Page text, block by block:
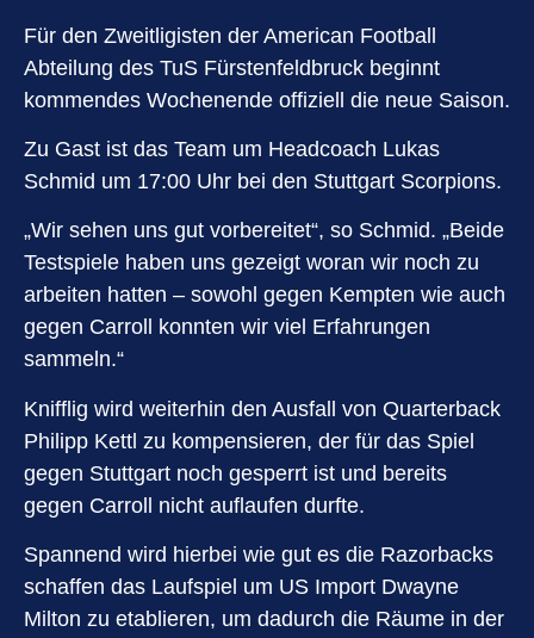
Für den Zweitligisten der American Football
Abteilung des TuS Fürstenfeldbruck beginnt
kommendes Wochenende offiziell die neue Saison.
Zu Gast ist das Team um Headcoach Lukas
Schmid um 17:00 Uhr bei den Stuttgart Scorpions.
„Wir sehen uns gut vorbereitet“, so Schmid. „Beide
Testspiele haben uns gezeigt woran wir noch zu
arbeiten hatten – sowohl gegen Kempten wie auch
gegen Carroll konnten wir viel Erfahrungen
sammeln.“
Knifflig wird weiterhin den Ausfall von Quarterback
Philipp Kettl zu kompensieren, der für das Spiel
gegen Stuttgart noch gesperrt ist und bereits
gegen Carroll nicht auflaufen durfte.
Spannend wird hierbei wie gut es die Razorbacks
schaffen das Laufspiel um US Import Dwayne
Milton zu etablieren, um dadurch die Räume in der